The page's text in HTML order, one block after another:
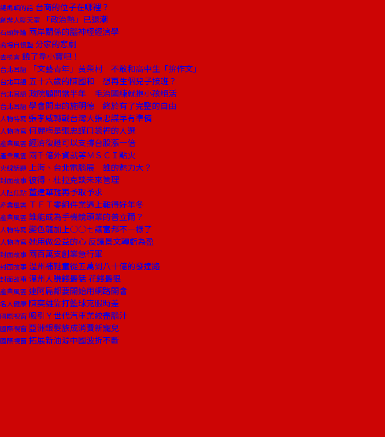
總編輯的話 台商的位子在哪裡？
創辦人聊天室 「政治熱」已退潮
石頭評論 兩岸關係的腦神經經濟學
商場自慢塾 分家的悲劇
去梯言 饒了韋小寶吧！
台北耳語 「文藝青年」黃榮村 不敢和高中生「拚作文」
台北耳語 五十六歲的陳國和 想再生個兒子接班？
台北耳語 政院顧問當半年 毛治國練就抱小孩絕活
台北耳語 學會開車的施明德 終於有了完整的自由
人物特寫 張孝威轉戰台灣大張忠謀早有準備
人物特寫 何麗梅是張忠謀口袋裡的人選
產業風雲 經濟復甦可以支撐台股漲一倍
產業風雲 兩千億外資就等ＭＳＣＩ點火
火線話題 上海、台北電腦展 誰的魅力大？
封面故事 彼得．杜拉克談未來管理
大陸焦點 董建華難再予取予求
產業風雲 ＴＦＴ零組件業遇上難得好年冬
產業風雲 誰能成為手機鏡頭業的普立爾？
人物特寫 變色龍加上○○七讓富邦不一樣了
人物特寫 她用做公益的心 反讓景文轉虧為盈
封面故事 兩百萬支創業急行軍
封面故事 溫州補鞋童從五萬到八十億的發達路
封面故事 溫州人賺錢最猛 花錢最狠
產業風雲 連阿扁都要開始用網路開會
名人健康 陳奕雄靠打籃球克服時差
國際視窗 吸引Ｙ世代汽車業絞盡腦汁
國際視窗 亞洲銀髮族成消費新寵兒
國際視窗 拓展新油源中國波折不斷